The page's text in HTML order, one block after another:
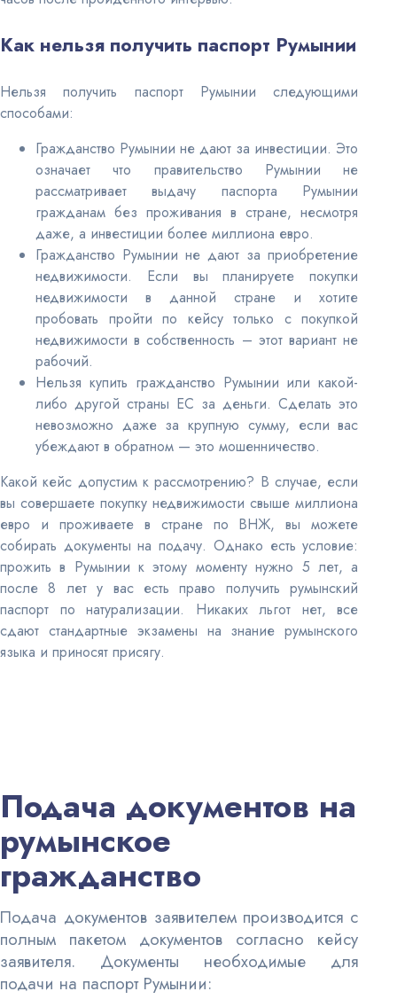
Как нельзя получить паспорт Румынии
Нельзя получить паспорт Румынии следующими
способами:
Гражданство Румынии не дают за инвестиции. Это
означает что правительство Румынии не
рассматривает выдачу паспорта Румынии
гражданам без проживания в стране, несмотря
даже, а инвестиции более миллиона евро.
Гражданство Румынии не дают за приобретение
недвижимости. Если вы планируете покупки
недвижимости в данной стране и хотите
пробовать пройти по кейсу только с покупкой
недвижимости в собственность – этот вариант не
рабочий.
Нельзя купить гражданство Румынии или какой-
либо другой страны ЕС за деньги. Сделать это
невозможно даже за крупную сумму, если вас
убеждают в обратном — это мошенничество.
Какой кейс допустим к рассмотрению? В случае, если
вы совершаете покупку недвижимости свыше миллиона
евро и проживаете в стране по ВНЖ, вы можете
собирать документы на подачу. Однако есть условие:
прожить в Румынии к этому моменту нужно 5 лет, а
после 8 лет у вас есть право получить румынский
паспорт по натурализации. Никаких льгот нет, все
сдают стандартные экзамены на знание румынского
языка и приносят присягу.
Подача документов на
румынское
гражданство
Подача документов заявителем производится с
полным пакетом документов согласно кейсу
заявителя. Документы необходимые для
подачи на паспорт Румынии: